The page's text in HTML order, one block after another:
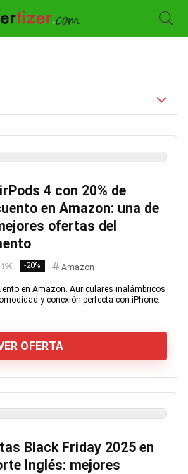
4 con 20% de
en Amazon: una de
ofertas del
-20% Amazon
en Amazon. Auriculares inalámbricos
y conexión perfecta con iPhone.
OFERTA
Black Friday 2025 en
Inglés: mejores